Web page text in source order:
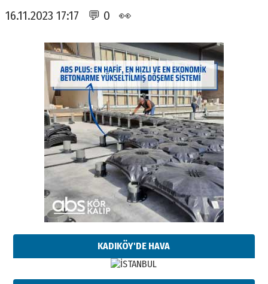
16.11.2023 17:17 💬 0 👀
KADIKÖY'DE HAVA